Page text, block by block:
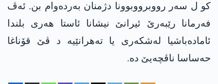
کو ل سەر رووبرووبوونا دژمنان بەردەوام بن. ئەڤ
فەرمانا رێبەرێ ئیرانێ نیشانا ئاستا ھەری بلندا
ئامادەباشیا لەشکەری یا تەھرانێیە د ڤێ قۆناغا
حەساسا ناڤچەیێ دە.